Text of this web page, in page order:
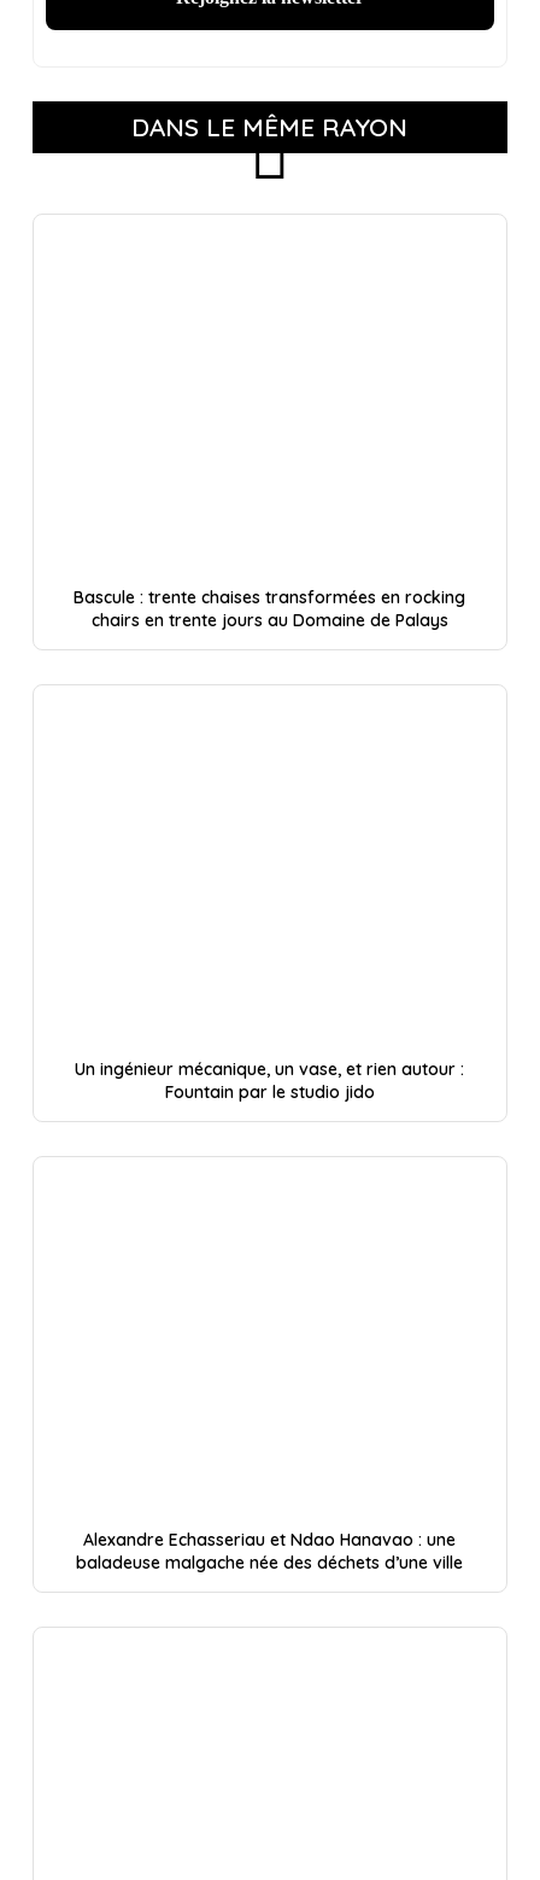
DANS LE MÊME RAYON
Bascule : trente chaises transformées en rocking
chairs en trente jours au Domaine de Palays
Un ingénieur mécanique, un vase, et rien autour :
Fountain par le studio jido
Alexandre Echasseriau et Ndao Hanavao : une
baladeuse malgache née des déchets d’une ville